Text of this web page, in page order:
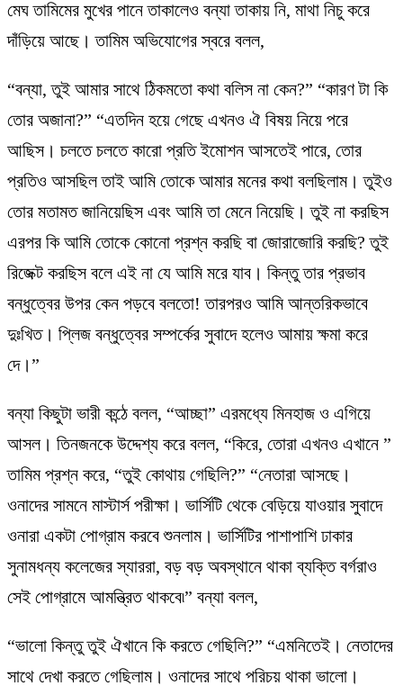
মেঘ তামিমের মুখের পানে তাকালেও বন্যা তাকায় নি, মাথা নিচু করে
দাঁড়িয়ে আছে। তামিম অভিযোগের স্বরে বলল,
“বন্যা, তুই আমার সাথে ঠিকমতো কথা বলিস না কেন?” “কারণ টা কি
তোর অজানা?” “এতদিন হয়ে গেছে এখনও ঐ বিষয় নিয়ে পরে
আছিস। চলতে চলতে কারো প্রতি ইমোশন আসতেই পারে, তোর
প্রতিও আসছিল তাই আমি তোকে আমার মনের কথা বলছিলাম। তুইও
তোর মতামত জানিয়েছিস এবং আমি তা মেনে নিয়েছি। তুই না করছিস
এরপর কি আমি তোকে কোনো প্রশ্ন করছি বা জোরাজোরি করছি? তুই
রিজেক্ট করছিস বলে এই না যে আমি মরে যাব। কিন্তু তার প্রভাব
বন্ধুত্বের উপর কেন পড়বে বলতো! তারপরও আমি আন্তরিকভাবে
দুঃখিত। প্লিজ বন্ধুত্বের সম্পর্কের সুবাদে হলেও আমায় ক্ষমা করে
দে।”
বন্যা কিছুটা ভারী কন্ঠে বলল, “আচ্ছা” এরমধ্যে মিনহাজ ও এগিয়ে
আসল। তিনজনকে উদ্দেশ্য করে বলল, “কিরে, তোরা এখনও এখানে ”
তামিম প্রশ্ন করে, “তুই কোথায় গেছিলি?” “নেতারা আসছে।
ওনাদের সামনে মাস্টার্স পরীক্ষা। ভার্সিটি থেকে বেড়িয়ে যাওয়ার সুবাদে
ওনারা একটা পোগ্রাম করবে শুনলাম। ভার্সিটির পাশাপাশি ঢাকার
সুনামধন্য কলেজের স্যাররা, বড় বড় অবস্থানে থাকা ব্যক্তি বর্গরাও
সেই পোগ্রামে আমন্ত্রিত থাকবে৷” বন্যা বলল,
“ভালো কিন্তু তুই ঐখানে কি করতে গেছিলি?” “এমনিতেই। নেতাদের
সাথে দেখা করতে গেছিলাম। ওনাদের সাথে পরিচয় থাকা ভালো।